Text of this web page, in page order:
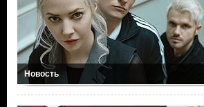
Новость